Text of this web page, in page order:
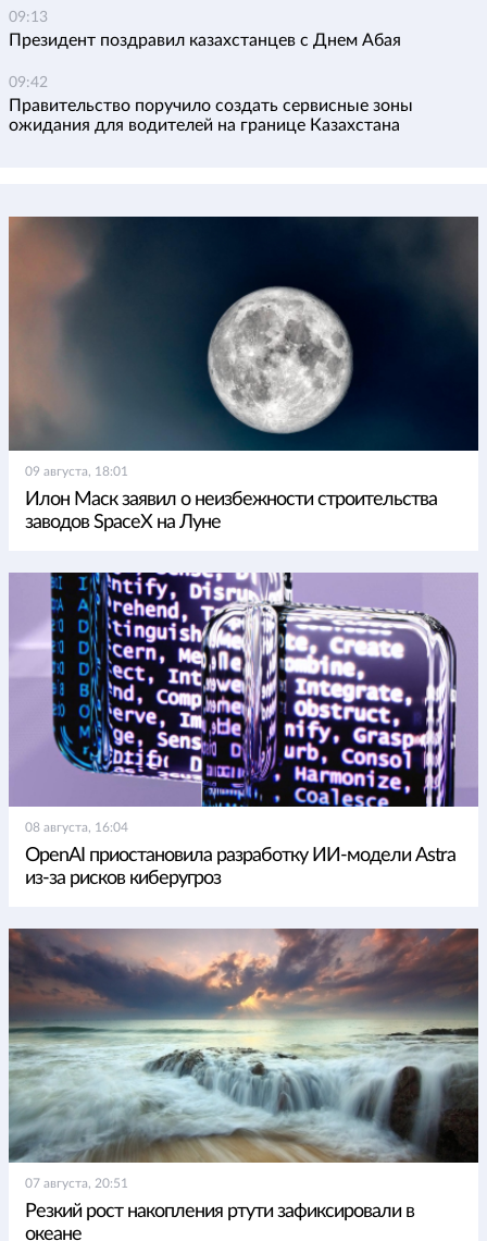
09:13
Президент поздравил казахстанцев с Днем Абая
09:42
Правительство поручило создать сервисные зоны
ожидания для водителей на границе Казахстана
09 августа, 18:01
Илон Маск заявил о неизбежности строительства
заводов SpaceX на Луне
08 августа, 16:04
OpenAI приостановила разработку ИИ-модели Astra
из-за рисков киберугроз
07 августа, 20:51
Резкий рост накопления ртути зафиксировали в
океане